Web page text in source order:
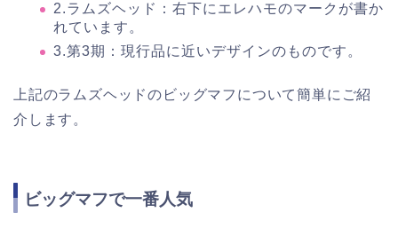
2.ラムズヘッド：右下にエレハモのマークが書か
れています。
3.第3期：現行品に近いデザインのものです。
上記のラムズヘッドのビッグマフについて簡単にご紹
介します。
ビッグマフで一番人気